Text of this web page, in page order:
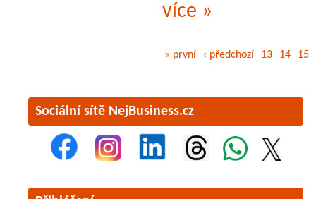
více »
« první ‹ předchozí 13 14 15
Sociální sítě NejBusiness.cz